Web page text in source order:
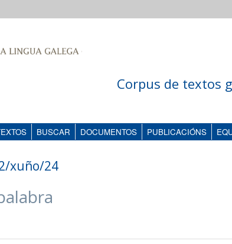
Corpus de textos
BUSCAR DOCUMENTOS PUBLICACIÓNS
xuño/24